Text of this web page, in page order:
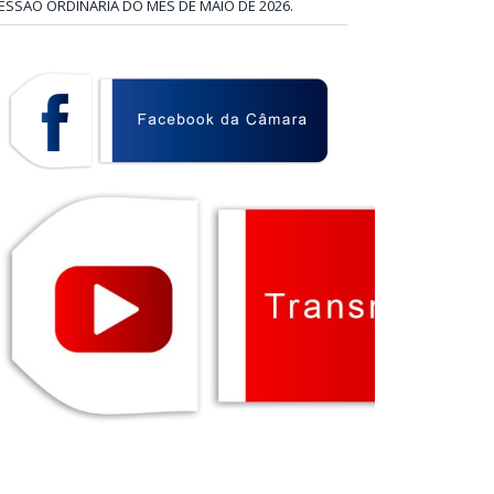
ORDINÁRIA DO MÊS DE MAIO DE 2026.